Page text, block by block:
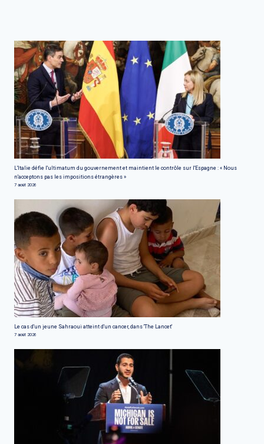
L'Italie défie l'ultimatum du gouvernement et maintient le contrôle sur l'Espagne : « Nous
n'acceptons pas les impositions étrangères »
7 août 2026
Le cas d'un jeune Sahraoui atteint d'un cancer, dans 'The Lancet'
7 août 2026